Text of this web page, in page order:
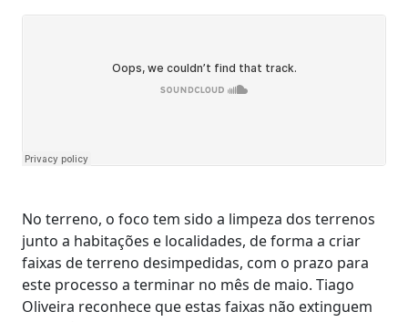
No terreno, o foco tem sido a limpeza dos terrenos
junto a habitações e localidades, de forma a criar
faixas de terreno desimpedidas, com o prazo para
este processo a terminar no mês de maio. Tiago
Oliveira reconhece que estas faixas não extinguem